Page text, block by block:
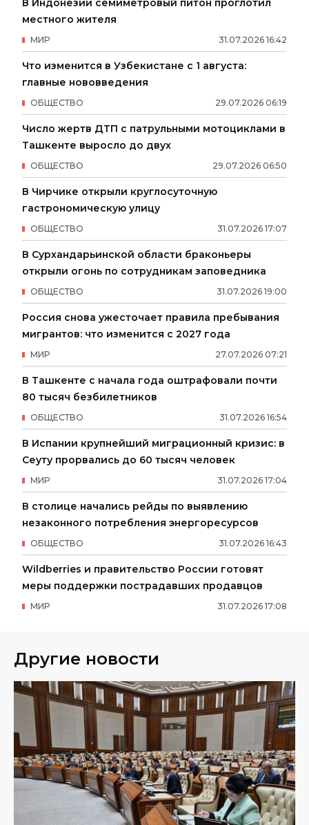
В Индонезии семиметровый питон проглотил
местного жителя
31.07.2026 16:42
МИР
Что изменится в Узбекистане с 1 августа:
главные нововведения
29.07.2026 06:19
ОБЩЕСТВО
Число жертв ДТП с патрульными мотоциклами в
Ташкенте выросло до двух
29.07.2026 06:50
ОБЩЕСТВО
В Чирчике открыли круглосуточную
гастрономическую улицу
31.07.2026 17:07
ОБЩЕСТВО
В Сурхандарьинской области браконьеры
открыли огонь по сотрудникам заповедника
31.07.2026 19:00
ОБЩЕСТВО
Россия снова ужесточает правила пребывания
мигрантов: что изменится с 2027 года
27.07.2026 07:21
МИР
В Ташкенте с начала года оштрафовали почти
80 тысяч безбилетников
31.07.2026 16:54
ОБЩЕСТВО
В Испании крупнейший миграционный кризис: в
Сеуту прорвались до 60 тысяч человек
31.07.2026 17:04
МИР
В столице начались рейды по выявлению
незаконного потребления энергоресурсов
31.07.2026 16:43
ОБЩЕСТВО
Wildberries и правительство России готовят
меры поддержки пострадавших продавцов
31.07.2026 17:08
МИР
Другие новости